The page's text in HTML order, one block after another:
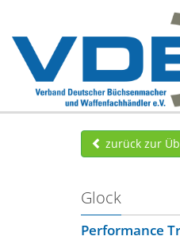
zurück zur
Glock
Performance